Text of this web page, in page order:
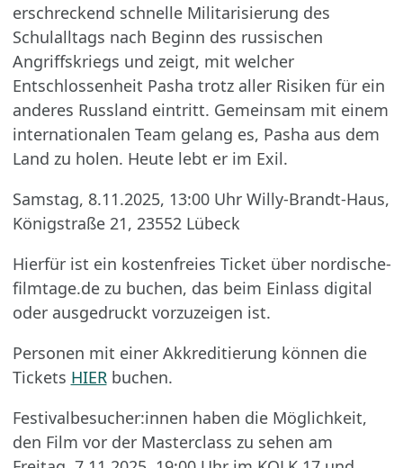
erschreckend schnelle Militarisierung des
Schulalltags nach Beginn des russischen
Angriffskriegs und zeigt, mit welcher
Entschlossenheit Pasha trotz aller Risiken für ein
anderes Russland eintritt. Gemeinsam mit einem
internationalen Team gelang es, Pasha aus dem
Land zu holen. Heute lebt er im Exil.
Samstag, 8.11.2025, 13:00 Uhr Willy-Brandt-Haus,
Königstraße 21, 23552 Lübeck
Hierfür ist ein kostenfreies Ticket über nordische-
filmtage.de zu buchen, das beim Einlass digital
oder ausgedruckt vorzuzeigen ist.
Personen mit einer Akkreditierung können die
Tickets HIERbuchen.
Festivalbesucher:innen haben die Möglichkeit,
den Film vor der Masterclass zu sehen am